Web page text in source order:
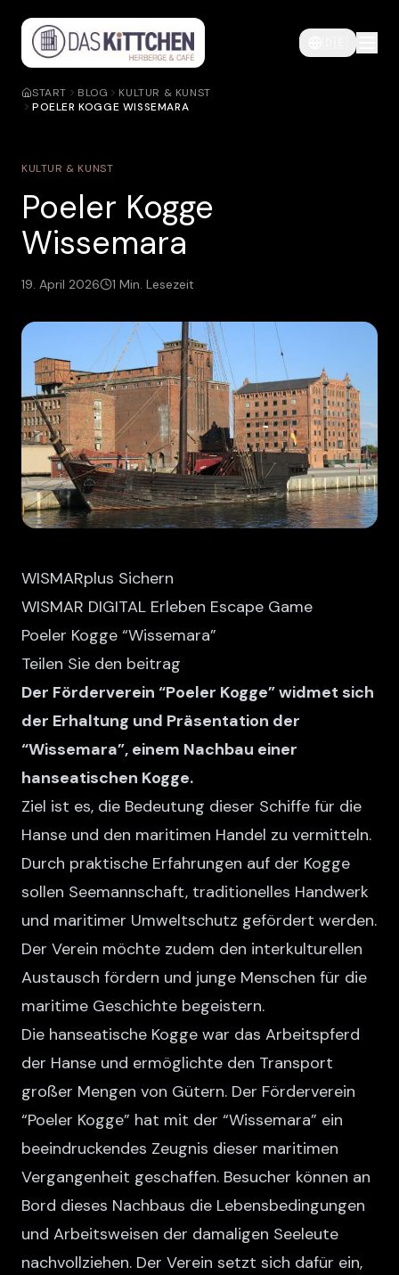
START BLOG
KULTUR & KUNST
POELER KOGGE WISSEMARA
KULTUR & KUNST
Poeler Kogge
Wissemara
19. April 2026 1 Min. Lesezeit
WISMARplus Sichern
WISMAR DIGITAL Erleben Escape Game
Poeler Kogge “Wissemara”
Teilen Sie den beitrag
Der Förderverein “Poeler Kogge” widmet sich
der Erhaltung und Präsentation der
“Wissemara”, einem Nachbau einer
hanseatischen Kogge.
Ziel ist es, die Bedeutung dieser Schiffe für die
Hanse und den maritimen Handel zu vermitteln.
Durch praktische Erfahrungen auf der Kogge
sollen Seemannschaft, traditionelles Handwerk
und maritimer Umweltschutz gefördert werden.
Der Verein möchte zudem den interkulturellen
Austausch fördern und junge Menschen für die
maritime Geschichte begeistern.
Die hanseatische Kogge war das Arbeitspferd
der Hanse und ermöglichte den Transport
großer Mengen von Gütern. Der Förderverein
“Poeler Kogge” hat mit der “Wissemara” ein
beeindruckendes Zeugnis dieser maritimen
Vergangenheit geschaffen. Besucher können an
Bord dieses Nachbaus die Lebensbedingungen
und Arbeitsweisen der damaligen Seeleute
nachvollziehen. Der Verein setzt sich dafür ein,